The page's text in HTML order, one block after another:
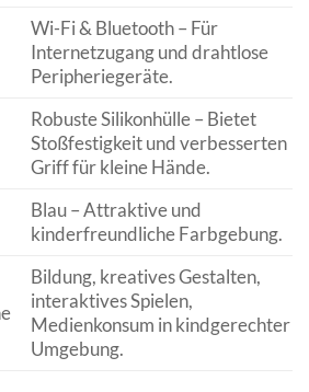
Wi-Fi & Bluetooth – Für
Internetzugang und drahtlose
Peripheriegeräte.
Robuste Silikonhülle – Bietet
Stoßfestigkeit und verbesserten
Griff für kleine Hände.
Blau – Attraktive und
kinderfreundliche Farbgebung.
Bildung, kreatives Gestalten,
interaktives Spielen,
Medienkonsum in kindgerechter
Umgebung.